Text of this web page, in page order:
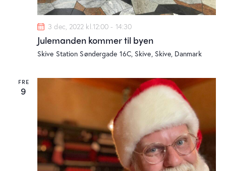
g
e
a
i
g
a
t
i
o
n
3 dec, 2022 kl.12:00 - 14:30
Julemanden kommer til byen
Skive Station Søndergade 16C, Skive, Skive, Danmark
FRE
9